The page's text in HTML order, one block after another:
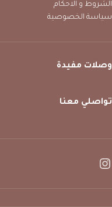
الشروط و الاحكام
سياسة الخصوصية
وصلات مفيدة
تواصلي معنا